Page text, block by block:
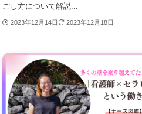
ごし方について解説...
2023年12月14日 2023年12月18日